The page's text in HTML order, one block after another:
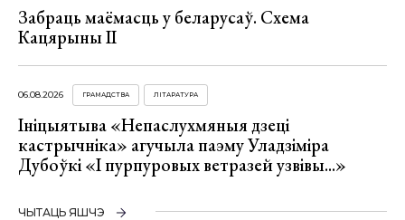
Забраць маёмасць у беларусаў. Схема
Кацярыны ІІ
06.08.2026 ГРАМАДСТВА ЛІТАРАТУРА
Ініцыятыва «Непаслухмяныя дзеці
кастрычніка» агучыла паэму Уладзіміра
Дубоўкі «І пурпуровых ветразей узвівы...»
ЧЫТАЦЬ ЯШЧЭ